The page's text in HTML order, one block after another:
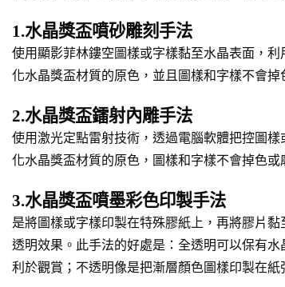
1.水晶獎盃噴砂雕刻手法
使用顯影菲林鏤空圖樣或字樣黏至水晶表面，
化水晶獎盃材質的原色，並且圖樣和字樣不會掉
2.水晶獎盃鐳射內雕手法
使用激光定點雷射技術，透過電腦軟體把控圖
化水晶獎盃材質的原色，圖樣和字樣不會掉色
3.水晶獎盃噴墨彩色印製手法
是將圖樣或字樣印製在特殊膠紙上，再將膠片
透明效果。此手法的好處是：全透明可以保有
利於觀賞；不透明像是把漸層顏色圖樣印製在